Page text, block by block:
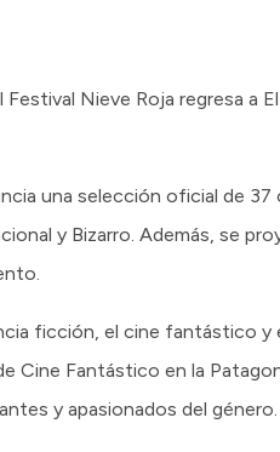
Nieve Roja regresa a
una selección oficial de 37
y Bizarro. Además, se
ficción, el cine fantástico y
Cine Fantástico en la
y apasionados del género.